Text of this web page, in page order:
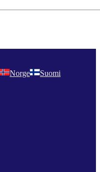
Norge Suomi